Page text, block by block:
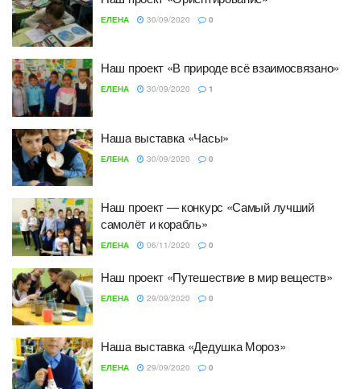
ЕЛЕНА 30/09/2020 0
Наш проект «В природе всё взаимосвязано»
ЕЛЕНА 30/09/2020 1
Наша выставка «Часы»
ЕЛЕНА 30/09/2020 0
Наш проект — конкурс «Самый лучший
самолёт и корабль»
ЕЛЕНА 06/11/2020 0
Наш проект «Путешествие в мир веществ»
ЕЛЕНА 29/09/2020 0
Наша выставка «Дедушка Мороз»
ЕЛЕНА 29/09/2020 0